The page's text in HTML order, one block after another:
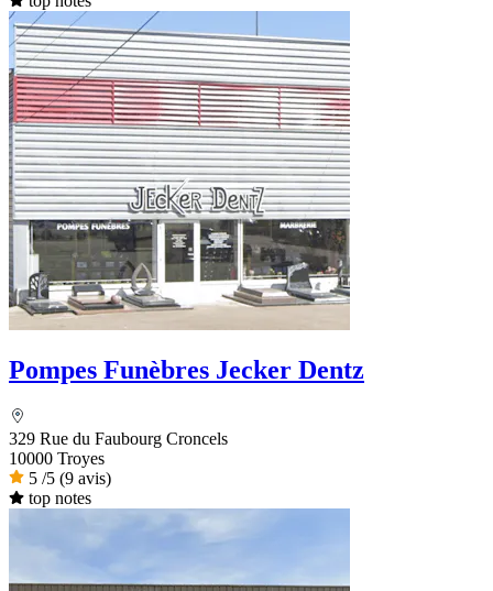
Pompes Funèbres Jecker Dentz
329 Rue du Faubourg Croncels
10000 Troyes
5 /5 (9 avis)
top notes